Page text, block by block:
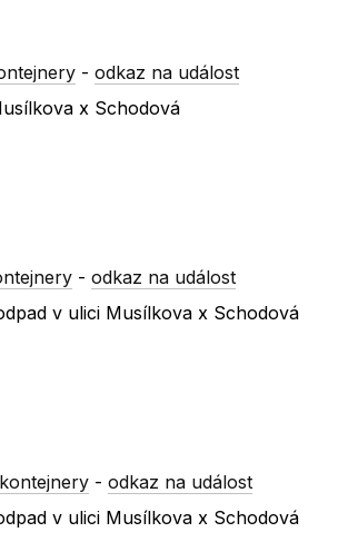
-odkaz na událost
x Schodová
-odkaz na událost
v ulici Musílkova x Schodová
kontejnery -odkaz na událost
v ulici Musílkova x Schodová